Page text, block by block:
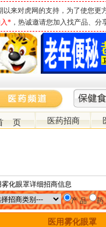
来对虎网的支持，为了使您更
入* ，热诚邀请您加入找产品、
页 医药招商
雾化眼罩详细招商信息
产 品 药
医用雾化眼罩